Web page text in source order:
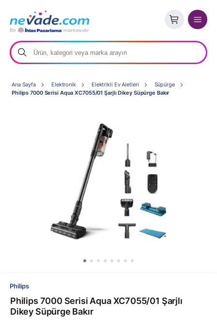
Ana Sayfa Elektronik Elektrikli Ev Aletleri
Süpürge
Philips 7000 Serisi Aqua XC7055/01 Şarjlı Dikey Süpürge Bakır
Philips
Philips 7000 Serisi Aqua XC7055/01 Şarjlı
Dikey Süpürge Bakır